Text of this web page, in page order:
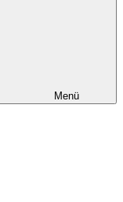
Menü